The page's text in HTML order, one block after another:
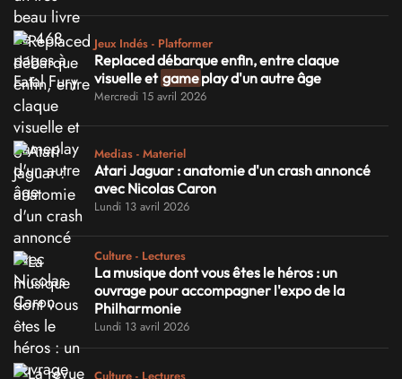
Jeux Indés - Platformer
Replaced débarque enfin, entre claque
visuelle et gameplay d'un autre âge
Mercredi 15 avril 2026
Medias - Materiel
Atari Jaguar : anatomie d'un crash annoncé
avec Nicolas Caron
Lundi 13 avril 2026
Culture - Lectures
La musique dont vous êtes le héros : un
ouvrage pour accompagner l'expo de la
Philharmonie
Lundi 13 avril 2026
Culture - Lectures